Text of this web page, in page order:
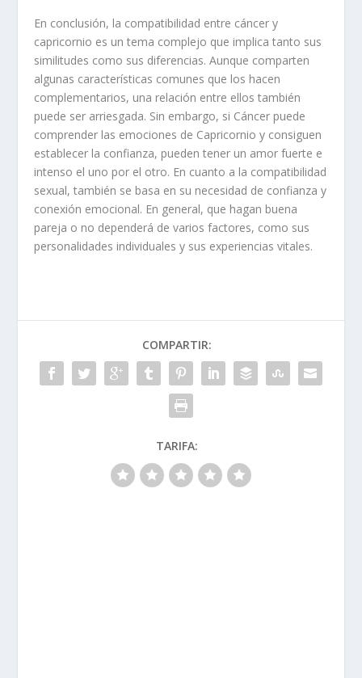
En conclusión, la compatibilidad entre cáncer y
capricornio es un tema complejo que implica tanto sus
similitudes como sus diferencias. Aunque comparten
algunas características comunes que los hacen
complementarios, una relación entre ellos también
puede ser arriesgada. Sin embargo, si Cáncer puede
comprender las emociones de Capricornio y consiguen
establecer la confianza, pueden tener un amor fuerte e
intenso el uno por el otro. En cuanto a la compatibilidad
sexual, también se basa en su necesidad de confianza y
conexión emocional. En general, que hagan buena
pareja o no dependerá de varios factores, como sus
personalidades individuales y sus experiencias vitales.
COMPARTIR:
TARIFA: